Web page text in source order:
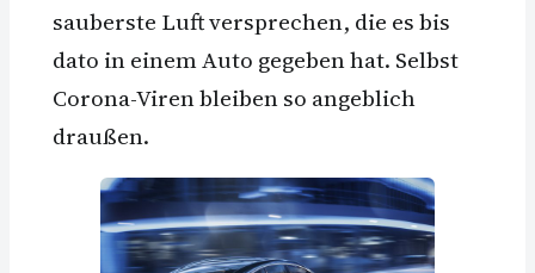
sauberste Luft versprechen, die es bis
dato in einem Auto gegeben hat. Selbst
Corona-Viren bleiben so angeblich
draußen.